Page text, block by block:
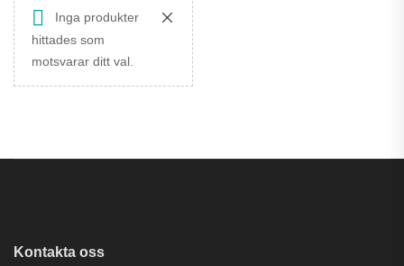
Inga produkter
hittades som
motsvarar ditt val.
Kontakta oss